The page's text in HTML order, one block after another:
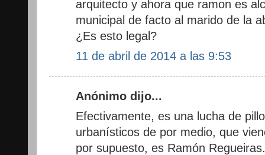
arquitecto y ahora que ramon es
municipal de facto al marido de la
¿Es esto legal?
11 de abril de 2014 a las 9:53
Anónimo dijo...
Efectivamente, es una lucha de
urbanísticos de por medio, que
por supuesto, es Ramón